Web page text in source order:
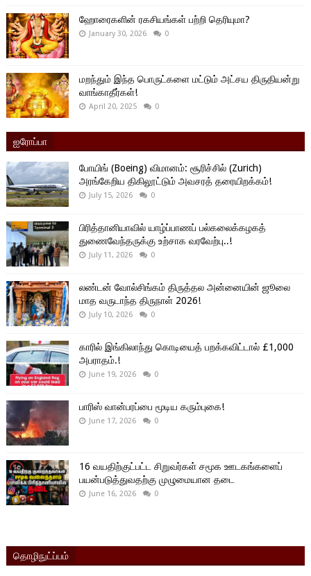
ஹோரைகளின் ரகசியங்கள் பற்றி தெரியுமா?
January 30, 2026 0
மறந்தும் இந்த பொருட்களை மட்டும் அட்சய திருதியன்று
வாங்காதீர்கள்!
April 20, 2025 0
ஐரோப்பா
போயிங் (Boeing) விமானம்: சூரிச்சில் (Zurich)
அரங்கேறிய திகிலூட்டும் அவசரத் தரையிறக்கம்!
July 15, 2026 0
பிரித்தானியாவில் யாழ்ப்பாணப் பல்கலைக்கழகத்
துணைவேந்தருக்கு உற்சாக வரவேற்பு..!
July 11, 2026 0
லண்டன் வோல்சிங்கம் திருத்தல அன்னையின் ஜூலை
மாத வருடாந்த திருநாள் 2026!
July 10, 2026 0
காரில் இங்கிலாந்து கொடியைத் பறக்கவிட்டால் £1,000
அபராதம்.!
June 19, 2026 0
பாரிஸ் வான்பரப்பை மூடிய கரும்புகை!
June 17, 2026 0
16 வயதிற்குட்பட்ட சிறுவர்கள் சமூக ஊடகங்களைப்
பயன்படுத்துவதற்கு முழுமையான தடை
June 16, 2026 0
தொழிநுட்ப்பம்